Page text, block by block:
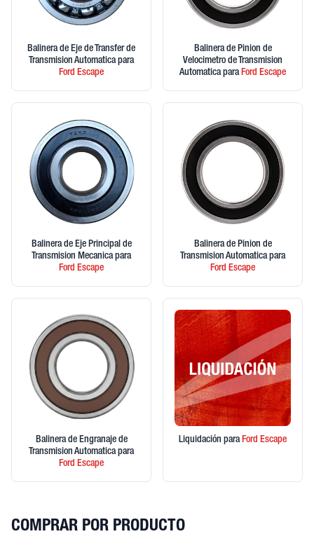
Balinera de Eje de Transfer de
Transmision Automatica para
Ford Escape
Balinera de Pinion de
Velocimetro de Transmision
Automatica paraFord Escape
Balinera de Eje Principal de
Transmision Mecanica para
Ford Escape
Balinera de Pinion de
Transmision Automatica para
Ford Escape
Balinera de Engranaje de
Transmision Automatica para
Ford Escape
Liquidación paraFord Escape
COMPRAR POR PRODUCTO